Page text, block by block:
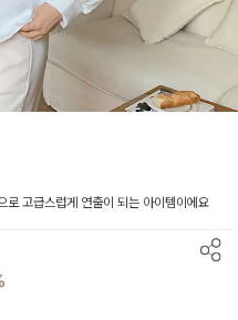
로 고급스럽게 연출이 되는 아이템이에요